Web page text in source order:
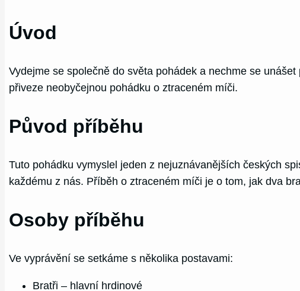
Úvod
Vydejme se společně do světa pohádek a nechme se
přiveze neobyčejnou pohádku o ztraceném míči.
Původ příběhu
Tuto pohádku vymyslel jeden z nejuznávanějších českých
každému z nás. Příběh o ztraceném míči je o tom, jak dva
Osoby příběhu
Ve vyprávění se setkáme s několika postavami:
Bratři – hlavní hrdinové